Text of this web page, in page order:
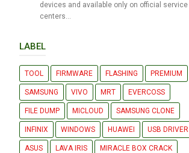
devices and available only on official service
centers...
LABEL
TOOL FIRMWARE FLASHING PREMIUM
SAMSUNG VIVO MRT EVERCOSS
FILE DUMP MICLOUD SAMSUNG CLONE
INFINIX WINDOWS HUAWEI USB DRIVER
ASUS LAVA IRIS MIRACLE BOX CRACK